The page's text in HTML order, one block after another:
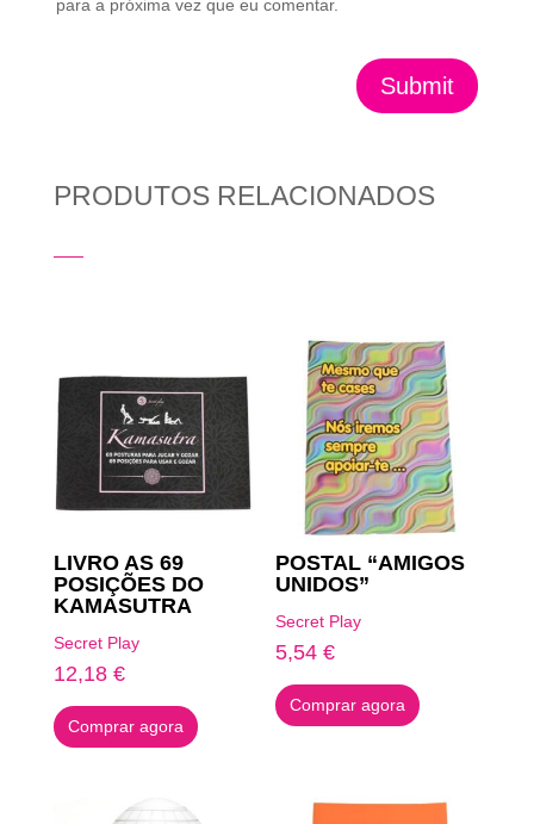
para a próxima vez que eu comentar.
Submit
PRODUTOS RELACIONADOS
LIVRO AS 69
POSIÇÕES DO
KAMASUTRA
Secret Play
12,18 €
Comprar agora
POSTAL “AMIGOS
UNIDOS”
Secret Play
5,54€
Comprar agora